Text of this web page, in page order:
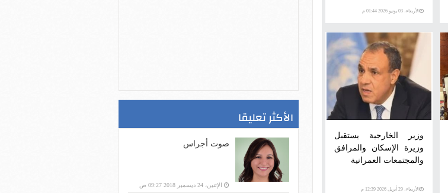
الأربعاء، 03 يونيو 2026 01:44 م
وزير الخارجية يستقبل
وزيرة الإسكان والمرافق
والمجتمعات العمرانية
الأربعاء، 29 أبريل 2026 12:39 م
الأكثر تعليقا
صوت أجراس
الإثنين، 24 ديسمبر 2018 09:27 ص